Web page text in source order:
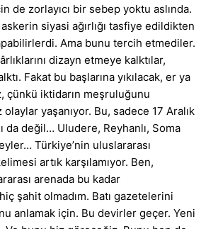
de zorlayıcı bir sebep yoktu aslında.
siyasi ağırlığı tasfiye edildikten
Ama bunu tercih etmediler.
dizayn etmeye kalktılar,
Fakat bu başlarına yıkılacak, er ya
çünkü iktidarın meşruluğunu
olaylar yaşanıyor. Bu, sadece 17 Aralık
da değil… Uludere, Reyhanlı, Soma
Türkiye’nin uluslararası
artık karşılamıyor. Ben,
arenada bu kadar
şahit olmadım. Batı gazetelerini
anlamak için. Bu devirler geçer. Yeni